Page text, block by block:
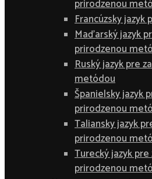
prirodzenou
Francúzsky jazyk
Maďarský jazyk
prirodzenou
Ruský jazyk pre
metódou
Španielsky jazyk
prirodzenou
Taliansky jazyk
prirodzenou
Turecký jazyk
prirodzenou